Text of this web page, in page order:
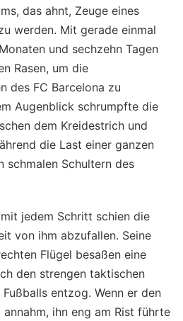
das ahnt, Zeuge eines
werden. Mit gerade einmal
und sechzehn Tagen
Rasen, um die
des FC Barcelona zu
Augenblick schrumpfte die
dem Kreidestrich und
die Last einer ganzen
schmalen Schultern des
jedem Schritt schien die
von ihm abzufallen. Seine
Flügel besaßen eine
den strengen taktischen
entzog. Wenn er den
ihn eng am Rist führte